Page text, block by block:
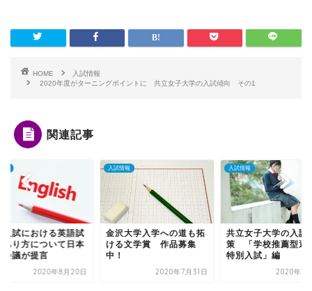
HOME
入試情報
2020年度がターニングポイントに 共立女子大学の入試傾向 その1
関連記事
入試における英語試
あり方について日本
会議が提言
2020年8月20日
入試情報
金沢大学入学への道も拓
ける文学賞 作品募集
中！
2020年7月31日
入試情報
共立女子大学の入試
策 「学校推薦型選
特別入試」編
2020年6